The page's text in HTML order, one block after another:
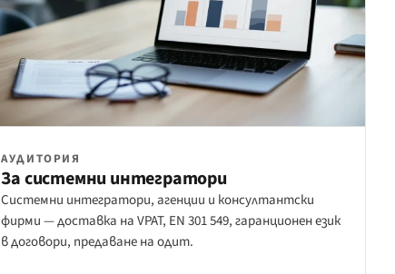
АУДИТОРИЯ
За системни интегратори
Системни интегратори, агенции и консултантски
фирми — доставка на VPAT, EN 301 549, гаранционен език
в договори, предаване на одит.